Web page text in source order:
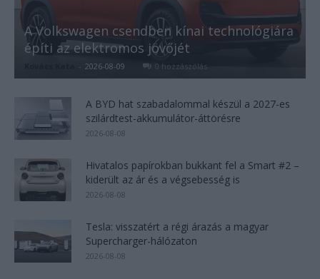
A Volkswagen csendben kínai technológiára
építi az elektromos jövőjét
- 2026-08-09 0 hozzászólás
A BYD hat szabadalommal készül a 2027-es
szilárdtest-akkumulátor-áttörésre
2026-08-08
Hivatalos papírokban bukkant fel a Smart #2 –
kiderült az ár és a végsebesség is
2026-08-08
Tesla: visszatért a régi árazás a magyar
Supercharger-hálózaton
2026-08-08